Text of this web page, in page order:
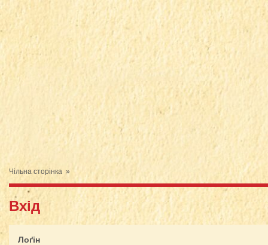
Чільна сторінка »
Вхід
Лоґін